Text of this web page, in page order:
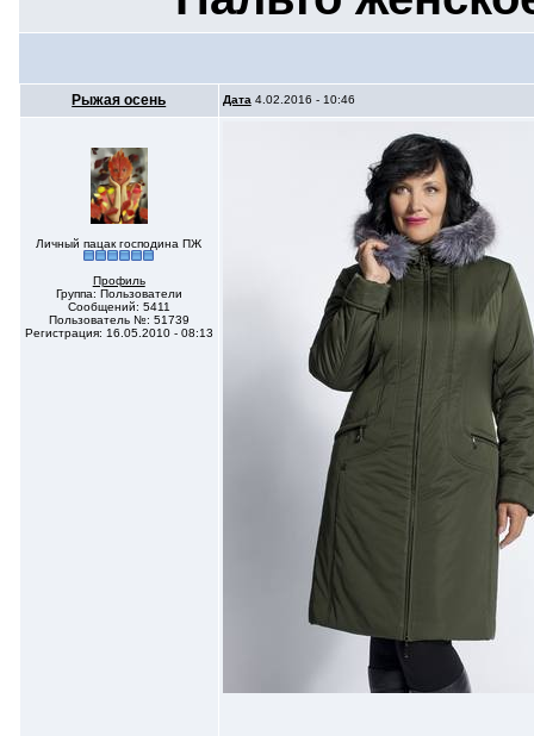
Рыжая осень Дата 4.02.2016 - 10:46
Личный пацак господина ПЖ
Профиль
Группа: Пользователи
Сообщений: 5411
Пользователь №: 51739
Регистрация: 16.05.2010 - 08:13